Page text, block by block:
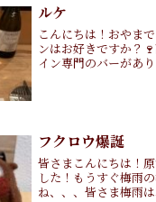
ルケ
こんにちは！おやま
ンはお好きですか？
イン専門のバーがあ
フクロウ爆誕
皆さまこんにちは！
した！もうすぐ梅雨
ね、、、皆さま梅雨